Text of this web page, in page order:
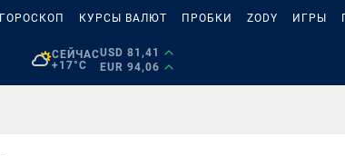
ГОРОСКОП КУРСЫ ВАЛЮТ ПРОБКИ ZODY ИГРЫ
СЕЙЧАС
+17°C
USD 81,41
EUR 94,06